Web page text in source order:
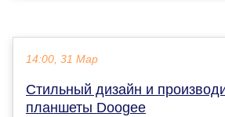
14:00, 31 Мар
Стильный дизайн и
планшеты Doogee